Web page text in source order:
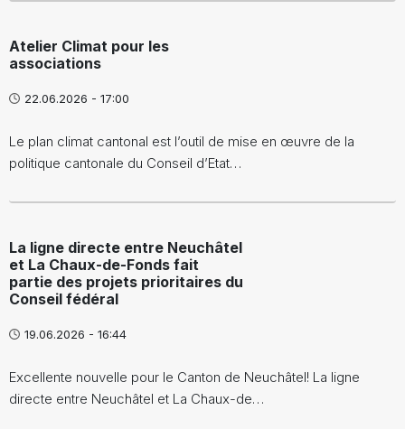
Atelier Climat pour les
associations
22.06.2026 - 17:00
Le plan climat cantonal est l’outil de mise en œuvre de la
politique cantonale du Conseil d’Etat…
La ligne directe entre Neuchâtel
et La Chaux-de-Fonds fait
partie des projets prioritaires du
Conseil fédéral
19.06.2026 - 16:44
Excellente nouvelle pour le Canton de Neuchâtel! La ligne
directe entre Neuchâtel et La Chaux-de…